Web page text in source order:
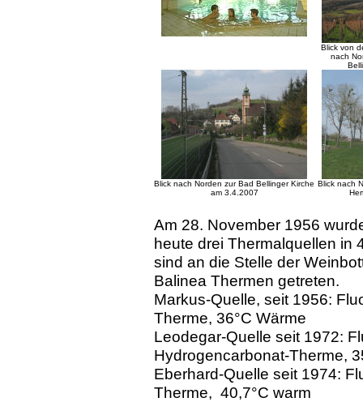
Blick von
nach
Blick nach Norden zur Bad Bellinger Kirche
am 3.4.2007
Blick nach
Am 28. November 1956
heute drei Thermalquellen in
sind an die Stelle der
Balinea Thermen getreten.
Markus-Quelle, seit 1956:
Therme, 36°C Wärme
Leodegar-Quelle seit 1972:
Hydrogencarbonat-Therme,
Eberhard-Quelle seit 1974:
Therme, 40,7°C warm